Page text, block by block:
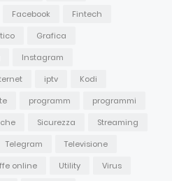
Facebook
Fintech
Grafica
Instagram
iptv
Kodi
programm
programmi
Sicurezza
Streaming
Telegram
Televisione
online Utility
Virus